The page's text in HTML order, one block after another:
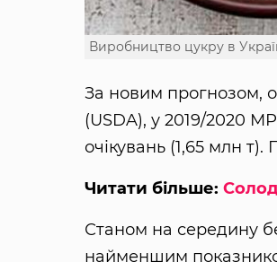
Виробництво цукру в
За новим прогнозом,
(USDA), у 2019/2020
очікувань (1,65 млн т).
Читати більше:
Станом на середину
найменшим